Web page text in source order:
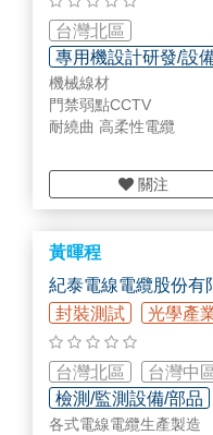
台灣北區
專用機設計研發/設
智慧工廠規劃/設備/
機械線材
門禁弱點CCTV
耐繞曲 高柔性電纜
關注
黃暉程
紀泰電線電纜股份有
封裝測試
光學產
台灣北區 台灣中
檢測/監測設備/部品
各式整機設備
各式電線電纜生產製造